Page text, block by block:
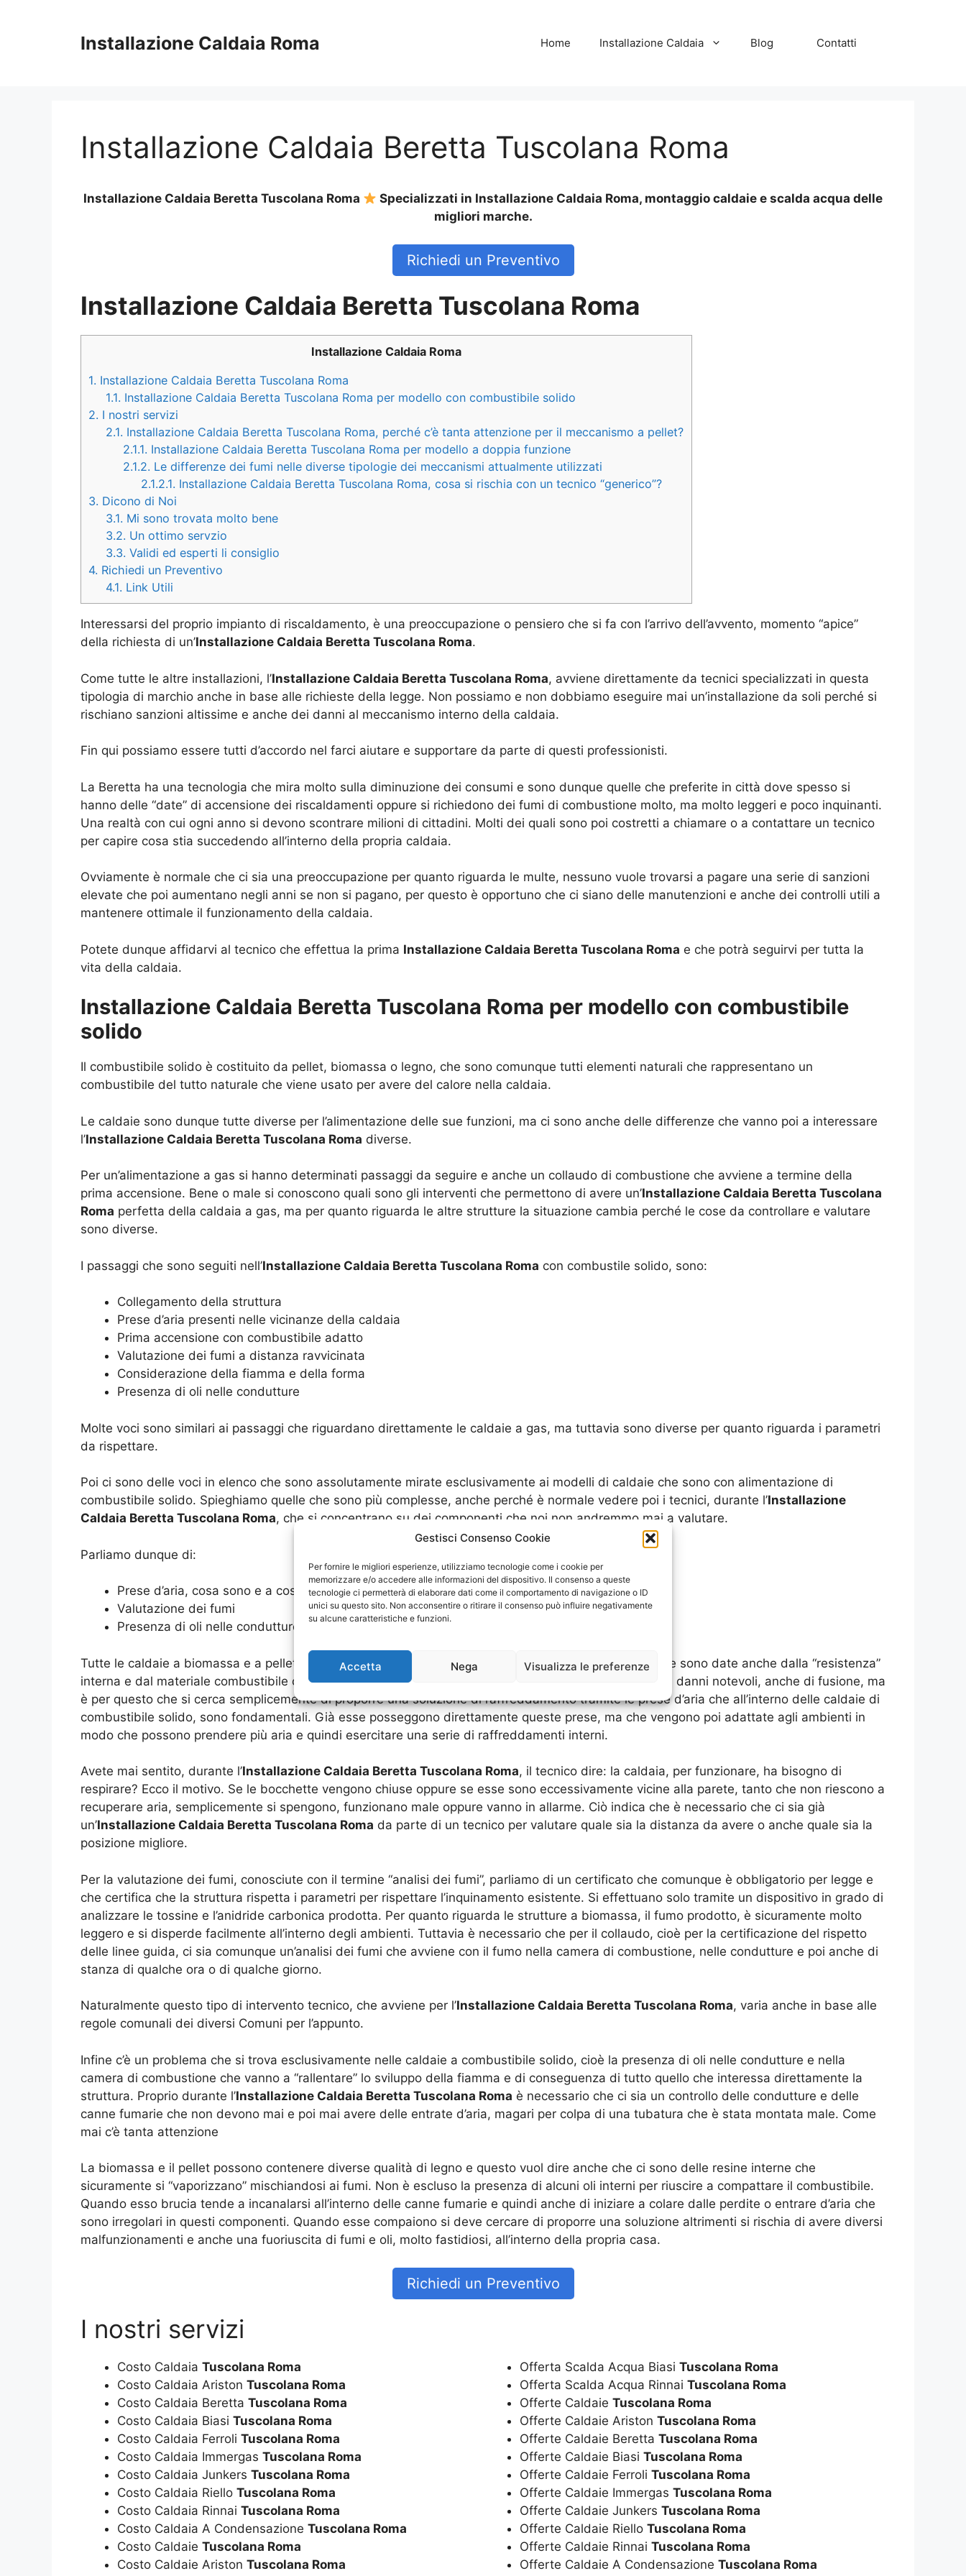
Gestisci Consenso Cookie
Per fornire le migliori esperienze, utilizziamo tecnologie come i cookie per
memorizzare e/o accedere alle informazioni del dispositivo. Il consenso a queste
tecnologie ci permetterà di elaborare dati come il comportamento di navigazione o ID
unici su questo sito. Non acconsentire o ritirare il consenso può influire negativamente
su alcune caratteristiche e funzioni.
Accetta Nega Visualizza le preferenze
Installazione Caldaia Roma Home Installazione Caldaia Blog Contatti
Installazione Caldaia Beretta Tuscolana Roma
Installazione Caldaia Beretta Tuscolana Roma
Specializzati in Installazione Caldaia Roma, montaggio caldaie e scalda acqua delle
migliori marche.
Richiedi un Preventivo
Installazione Caldaia Beretta Tuscolana Roma
Installazione Caldaia Roma
1. Installazione Caldaia Beretta Tuscolana Roma
1.1. Installazione Caldaia Beretta Tuscolana Roma per modello con combustibile solido
2. I nostri servizi
2.1. Installazione Caldaia Beretta Tuscolana Roma, perché c’è tanta attenzione per il meccanismo a pellet?
2.1.1. Installazione Caldaia Beretta Tuscolana Roma per modello a doppia funzione
2.1.2. Le differenze dei fumi nelle diverse tipologie dei meccanismi attualmente utilizzati
2.1.2.1. Installazione Caldaia Beretta Tuscolana Roma, cosa si rischia con un tecnico “generico”?
3. Dicono di Noi
3.1. Mi sono trovata molto bene
3.2. Un ottimo servzio
3.3. Validi ed esperti li consiglio
4. Richiedi un Preventivo
4.1. Link Utili
Interessarsi del proprio impianto di riscaldamento, è una preoccupazione o pensiero che si fa con l’arrivo dell’avvento, momento “apice”
della richiesta di un’Installazione Caldaia Beretta Tuscolana Roma.
Come tutte le altre installazioni, l’Installazione Caldaia Beretta Tuscolana Roma, avviene direttamente da tecnici specializzati in questa
tipologia di marchio anche in base alle richieste della legge. Non possiamo e non dobbiamo eseguire mai un’installazione da soli perché si
rischiano sanzioni altissime e anche dei danni al meccanismo interno della caldaia.
Fin qui possiamo essere tutti d’accordo nel farci aiutare e supportare da parte di questi professionisti.
La Beretta ha una tecnologia che mira molto sulla diminuzione dei consumi e sono dunque quelle che preferite in città dove spesso si
hanno delle “date” di accensione dei riscaldamenti oppure si richiedono dei fumi di combustione molto, ma molto leggeri e poco inquinanti.
Una realtà con cui ogni anno si devono scontrare milioni di cittadini. Molti dei quali sono poi costretti a chiamare o a contattare un tecnico
per capire cosa stia succedendo all’interno della propria caldaia.
Ovviamente è normale che ci sia una preoccupazione per quanto riguarda le multe, nessuno vuole trovarsi a pagare una serie di sanzioni
elevate che poi aumentano negli anni se non si pagano, per questo è opportuno che ci siano delle manutenzioni e anche dei controlli utili a
mantenere ottimale il funzionamento della caldaia.
Potete dunque affidarvi al tecnico che effettua la prima Installazione Caldaia Beretta Tuscolana Roma e che potrà seguirvi per tutta la
vita della caldaia.
Installazione Caldaia Beretta Tuscolana Roma per modello con combustibile
solido
Il combustibile solido è costituito da pellet, biomassa o legno, che sono comunque tutti elementi naturali che rappresentano un
combustibile del tutto naturale che viene usato per avere del calore nella caldaia.
Le caldaie sono dunque tutte diverse per l’alimentazione delle sue funzioni, ma ci sono anche delle differenze che vanno poi a interessare
l’Installazione Caldaia Beretta Tuscolana Roma diverse.
Per un’alimentazione a gas si hanno determinati passaggi da seguire e anche un collaudo di combustione che avviene a termine della
prima accensione. Bene o male si conoscono quali sono gli interventi che permettono di avere un’Installazione Caldaia Beretta Tuscolana
Roma perfetta della caldaia a gas, ma per quanto riguarda le altre strutture la situazione cambia perché le cose da controllare e valutare
sono diverse.
I passaggi che sono seguiti nell’Installazione Caldaia Beretta Tuscolana Roma con combustile solido, sono:
Collegamento della struttura
Prese d’aria presenti nelle vicinanze della caldaia
Prima accensione con combustibile adatto
Valutazione dei fumi a distanza ravvicinata
Considerazione della fiamma e della forma
Presenza di oli nelle condutture
Molte voci sono similari ai passaggi che riguardano direttamente le caldaie a gas, ma tuttavia sono diverse per quanto riguarda i parametri
da rispettare.
Poi ci sono delle voci in elenco che sono assolutamente mirate esclusivamente ai modelli di caldaie che sono con alimentazione di
combustibile solido. Spieghiamo quelle che sono più complesse, anche perché è normale vedere poi i tecnici, durante l’Installazione
Caldaia Beretta Tuscolana Roma, che si concentrano su dei componenti che noi non andremmo mai a valutare.
Parliamo dunque di:
Prese d’aria, cosa sono e a cosa servono
Valutazione dei fumi
Presenza di oli nelle condutture
Tutte le caldaie a biomassa e a pellet raggiungono, in tempi brevissimi, delle temperature altissime che sono date anche dalla “resistenza”
interna e dal materiale combustibile che posseggono. In poco tempo possono realmente provocare dei danni notevoli, anche di fusione, ma
è per questo che si cerca semplicemente di proporre una soluzione di raffreddamento tramite le prese d’aria che all’interno delle caldaie di
combustibile solido, sono fondamentali. Già esse posseggono direttamente queste prese, ma che vengono poi adattate agli ambienti in
modo che possono prendere più aria e quindi esercitare una serie di raffreddamenti interni.
Avete mai sentito, durante l’Installazione Caldaia Beretta Tuscolana Roma, il tecnico dire: la caldaia, per funzionare, ha bisogno di
respirare? Ecco il motivo. Se le bocchette vengono chiuse oppure se esse sono eccessivamente vicine alla parete, tanto che non riescono a
recuperare aria, semplicemente si spengono, funzionano male oppure vanno in allarme. Ciò indica che è necessario che ci sia già
un’Installazione Caldaia Beretta Tuscolana Roma da parte di un tecnico per valutare quale sia la distanza da avere o anche quale sia la
posizione migliore.
Per la valutazione dei fumi, conosciute con il termine “analisi dei fumi”, parliamo di un certificato che comunque è obbligatorio per legge e
che certifica che la struttura rispetta i parametri per rispettare l’inquinamento esistente. Si effettuano solo tramite un dispositivo in grado di
analizzare le tossine e l’anidride carbonica prodotta. Per quanto riguarda le strutture a biomassa, il fumo prodotto, è sicuramente molto
leggero e si disperde facilmente all’interno degli ambienti. Tuttavia è necessario che per il collaudo, cioè per la certificazione del rispetto
delle linee guida, ci sia comunque un’analisi dei fumi che avviene con il fumo nella camera di combustione, nelle condutture e poi anche di
stanza di qualche ora o di qualche giorno.
Naturalmente questo tipo di intervento tecnico, che avviene per l’Installazione Caldaia Beretta Tuscolana Roma, varia anche in base alle
regole comunali dei diversi Comuni per l’appunto.
Infine c’è un problema che si trova esclusivamente nelle caldaie a combustibile solido, cioè la presenza di oli nelle condutture e nella
camera di combustione che vanno a “rallentare” lo sviluppo della fiamma e di conseguenza di tutto quello che interessa direttamente la
struttura. Proprio durante l’Installazione Caldaia Beretta Tuscolana Roma è necessario che ci sia un controllo delle condutture e delle
canne fumarie che non devono mai e poi mai avere delle entrate d’aria, magari per colpa di una tubatura che è stata montata male. Come
mai c’è tanta attenzione
La biomassa e il pellet possono contenere diverse qualità di legno e questo vuol dire anche che ci sono delle resine interne che
sicuramente si “vaporizzano” mischiandosi ai fumi. Non è escluso la presenza di alcuni oli interni per riuscire a compattare il combustibile.
Quando esso brucia tende a incanalarsi all’interno delle canne fumarie e quindi anche di iniziare a colare dalle perdite o entrare d’aria che
sono irregolari in questi componenti. Quando esse compaiono si deve cercare di proporre una soluzione altrimenti si rischia di avere diversi
malfunzionamenti e anche una fuoriuscita di fumi e oli, molto fastidiosi, all’interno della propria casa.
Richiedi un Preventivo
I nostri servizi
Costo Caldaia Tuscolana Roma
Costo Caldaia Ariston Tuscolana Roma
Costo Caldaia Beretta Tuscolana Roma
Costo Caldaia Biasi Tuscolana Roma
Costo Caldaia Ferroli Tuscolana Roma
Costo Caldaia Immergas Tuscolana Roma
Costo Caldaia Junkers Tuscolana Roma
Costo Caldaia Riello Tuscolana Roma
Costo Caldaia Rinnai Tuscolana Roma
Costo Caldaia A Condensazione Tuscolana Roma
Costo Caldaie Tuscolana Roma
Costo Caldaie Ariston Tuscolana Roma
Offerta Scalda Acqua Biasi Tuscolana Roma
Offerta Scalda Acqua Rinnai Tuscolana Roma
Offerte Caldaie Tuscolana Roma
Offerte Caldaie Ariston Tuscolana Roma
Offerte Caldaie Beretta Tuscolana Roma
Offerte Caldaie Biasi Tuscolana Roma
Offerte Caldaie Ferroli Tuscolana Roma
Offerte Caldaie Immergas Tuscolana Roma
Offerte Caldaie Junkers Tuscolana Roma
Offerte Caldaie Riello Tuscolana Roma
Offerte Caldaie Rinnai Tuscolana Roma
Offerte Caldaie A Condensazione Tuscolana Roma